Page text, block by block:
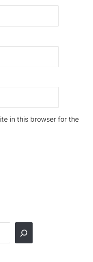
in this browser for the